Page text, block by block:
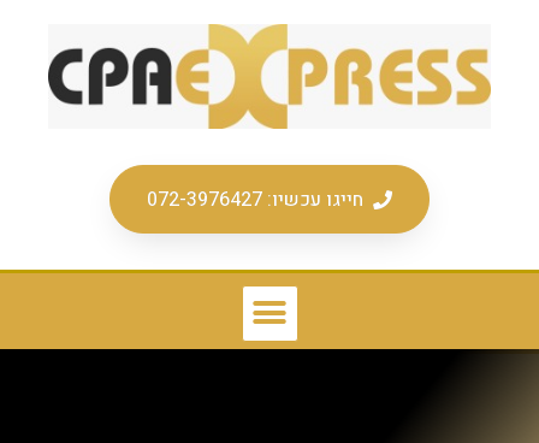
חייגו עכשיו: 072-3976427